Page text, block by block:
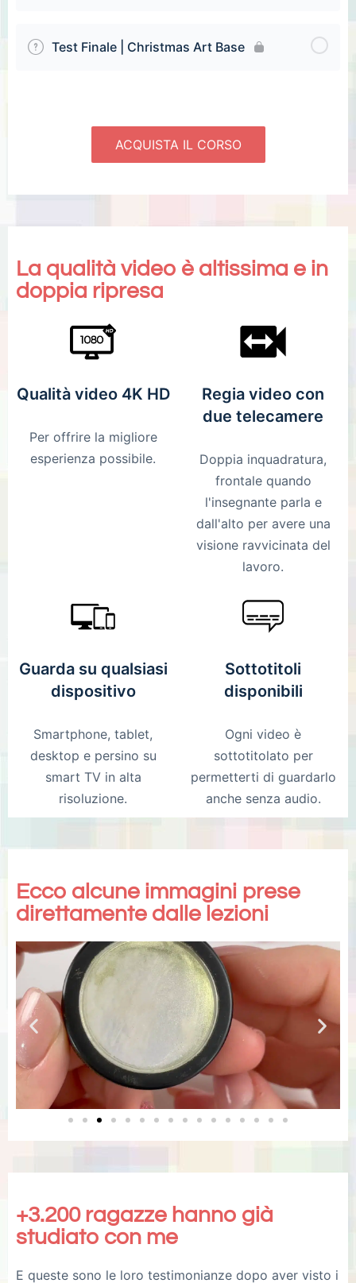
Test Finale | Christmas Art Base
ACQUISTA IL CORSO
La qualità video è altissima e in
doppia ripresa
Qualità video 4K HD
Per offrire la migliore
esperienza possibile.
Regia video con
due telecamere
Doppia inquadratura,
frontale quando
l'insegnante parla e
dall'alto per avere una
visione ravvicinata del
lavoro.
Guarda su qualsiasi
dispositivo
Smartphone, tablet,
desktop e persino su
smart TV in alta
risoluzione.
Sottotitoli
disponibili
Ogni video è
sottotitolato per
permetterti di guardarlo
anche senza audio.
Ecco alcune immagini prese
direttamente dalle lezioni
+3.200 ragazze hanno già
studiato con me
E queste sono le loro testimonianze dopo aver visto i